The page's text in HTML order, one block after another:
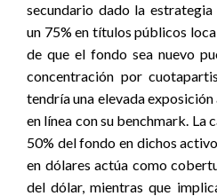
secundario dado la
un 75% en títulos públicos
de que el fondo sea nuevo
concentración por
tendría una elevada
en línea con su benchmark. La
50% del fondo en dichos
en dólares actúa como
del dólar, mientras que